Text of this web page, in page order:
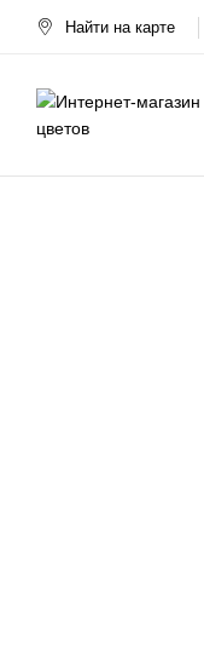
Найти на карте